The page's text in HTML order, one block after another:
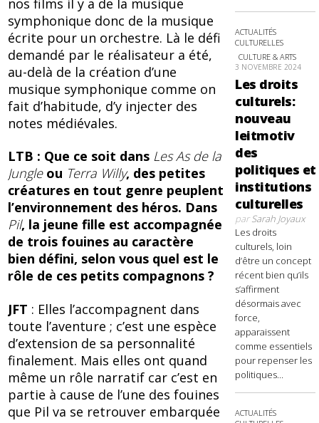
symphonique donc de la musique
écrite pour un orchestre. Là le défi
demandé par le réalisateur a été,
au-delà de la création d’une
musique symphonique comme on
fait d’habitude, d’y injecter des
notes médiévales.
LTB : Que ce soit dans Les As de la
Jungleou Terra Willy, des petites
créatures en tout genre peuplent
l’environnement des héros. Dans
Pil, la jeune fille est accompagnée
de trois fouines au caractère
bien défini, selon vous quel est le
rôle de ces petits compagnons ?
JFT : Elles l’accompagnent dans
toute l’aventure ; c’est une espèce
d’extension de sa personnalité
finalement. Mais elles ont quand
même un rôle narratif car c’est en
partie à cause de l’une des fouines
que Pil va se retrouver embarquée
ACTUALITÉS
CULTURELLES
CULTURE & ARTS
3 NOVEMBRE 2024
Les droits
culturels:
nouveau
leitmotiv
des
politiques et
institutions
culturelles
parSarah Joyaux
Les droits
culturels, loin
d’être un concept
récent bien qu’ils
s’affirment
désormais avec
force,
apparaissent
comme essentiels
pour repenser les
politiques...
ACTUALITÉS